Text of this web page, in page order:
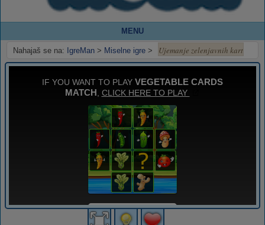
MENU
Nahajaš se na: IgreMan > Miselne igre > Ujemanje zelenjavnih kart